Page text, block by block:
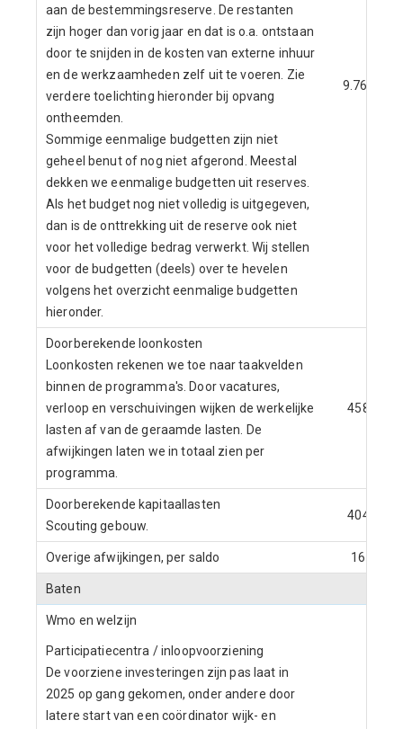
aan de bestemmingsreserve. De restanten
zijn hoger dan vorig jaar en dat is o.a. ontstaan
door te snijden in de kosten van externe inhuur
en de werkzaamheden zelf uit te voeren. Zie
verdere toelichting hieronder bij opvang
ontheemden.
Sommige eenmalige budgetten zijn niet
geheel benut of nog niet afgerond. Meestal
dekken we eenmalige budgetten uit reserves.
Als het budget nog niet volledig is uitgegeven,
dan is de onttrekking uit de reserve ook niet
voor het volledige bedrag verwerkt. Wij stellen
voor de budgetten (deels) over te hevelen
volgens het overzicht eenmalige budgetten
hieronder.
9.768
Doorberekende loonkosten
Loonkosten rekenen we toe naar taakvelden
binnen de programma's. Door vacatures,
verloop en verschuivingen wijken de werkelijke
lasten af van de geraamde lasten. De
afwijkingen laten we in totaal zien per
programma.
458
Doorberekende kapitaallasten
Scouting gebouw.
404
Overige afwijkingen, per saldo 16
Baten
Wmo en welzijn
Participatiecentra / inloopvoorziening
De voorziene investeringen zijn pas laat in
2025 op gang gekomen, onder andere door
latere start van een coördinator wijk- en